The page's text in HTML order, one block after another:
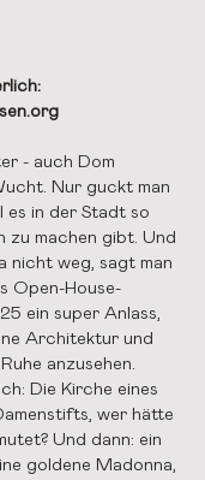
- auch Dom
Nur guckt man
es in der Stadt so
zu machen gibt. Und
nicht weg, sagt man
Open-House-
ein super Anlass,
Architektur und
anzusehen.
Die Kirche eines
wer hätte
Und dann: ein
goldene Madonna,